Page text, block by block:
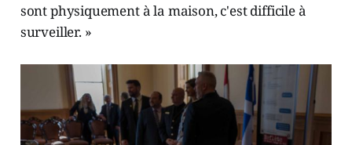
sont physiquement à la maison, c'est difficile à
surveiller. »